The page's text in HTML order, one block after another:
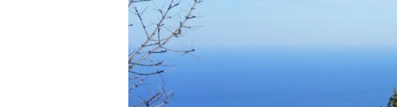
УКРАИНСКАЯ ПРОБЛЕМА КРЫМА